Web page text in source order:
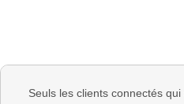
Seuls les clients connectés